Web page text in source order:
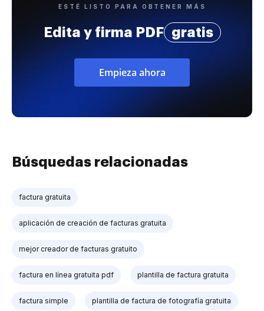
ESTÉ LISTO PARA OBTENER MÁS
Edita y firma PDF gratis
Empieza ahora
Búsquedas relacionadas
factura gratuita
aplicación de creación de facturas gratuita
mejor creador de facturas gratuito
factura en línea gratuita pdf plantilla de factura gratuita
factura simple plantilla de factura de fotografía gratuita